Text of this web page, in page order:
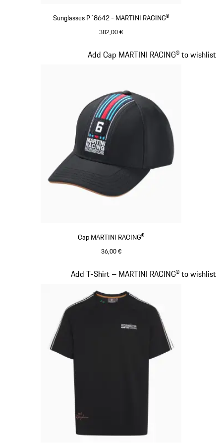
Sunglasses P´8642 - MARTINI RACING®
382,00 €
Cap MARTINI RACING®
36,00 €
Add Cap MARTINI RACING® to wishlist
Add T-Shirt – MARTINI RACING® to wishlist